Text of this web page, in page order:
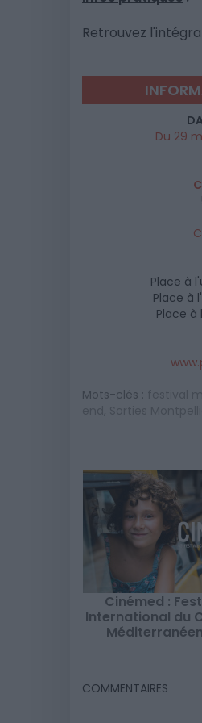
Retrouvez
Du 29
Place à
Place à
Place
Mots-clés :
,
Cinémed :
International du
COMMENTAIRES